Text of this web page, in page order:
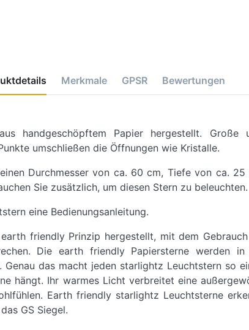
Merkmale GPSR Bewertungen
handgeschöpftem Papier hergestellt.
umschließen die Öffnungen wie Kristalle.
Durchmesser von ca. 60 cm, Tiefe von ca.
Sie zusätzlich, um diesen Stern zu beleuchten.
eine Bedienungsanleitung.
friendly Prinzip hergestellt, mit dem
Die earth friendly Papiersterne werden
das macht jeden starlightz Leuchtstern so
hängt. Ihr warmes Licht verbreitet eine
Earth friendly starlightz Leuchtsterne
GS Siegel.